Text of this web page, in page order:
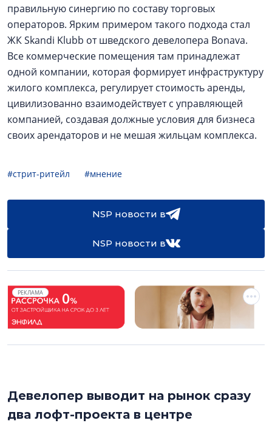
правильную синергию по составу торговых
операторов. Ярким примером такого подхода стал
ЖК Skandi Klubb от шведского девелопера Bonava.
Все коммерческие помещения там принадлежат
одной компании, которая формирует инфраструктуру
жилого комплекса, регулирует стоимость аренды,
цивилизованно взаимодействует с управляющей
компанией, создавая должные условия для бизнеса
своих арендаторов и не мешая жильцам комплекса.
#стрит-ритейл #мнение
NSP новости в
NSP новости в
РЕКЛАМА
Девелопер выводит на рынок сразу
два лофт-проекта в центре